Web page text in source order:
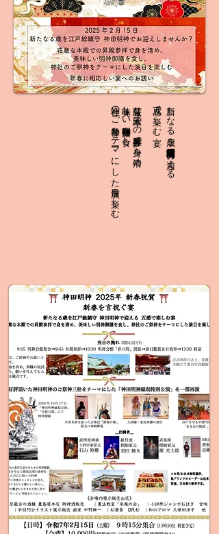
新たなる歳を江戸総鎮守 神田明神で迎える
五感で楽しむ宴
荘厳な本殿での昇殿参拝で身を清め、
美味しい明神御膳を食し、
神社のご祭神をテーマにした演目を楽しむ